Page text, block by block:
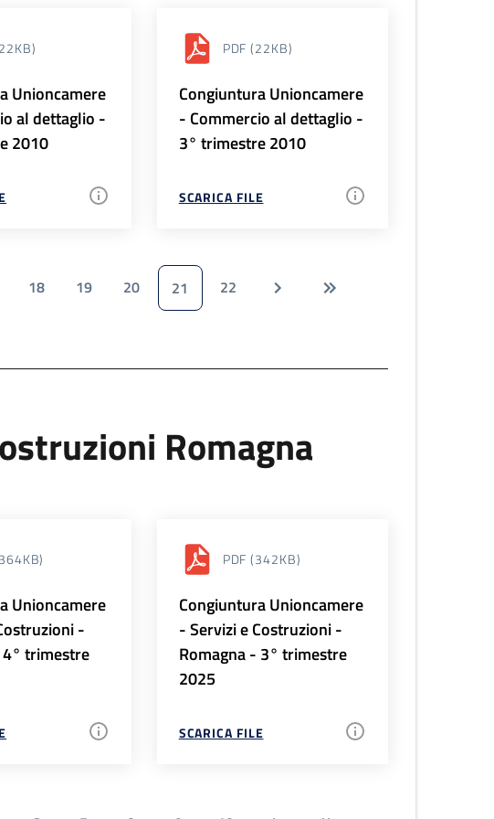
Unioncamere
al dettaglio -
2010
PDF (22KB)
Congiuntura Unioncamere
- Commercio al dettaglio -
3° trimestre 2010
SCARICA FILE
18 19 20 21 22
Romagna
Unioncamere
-
trimestre
PDF (342KB)
Congiuntura Unioncamere
- Servizi e Costruzioni -
Romagna - 3° trimestre
2025
SCARICA FILE